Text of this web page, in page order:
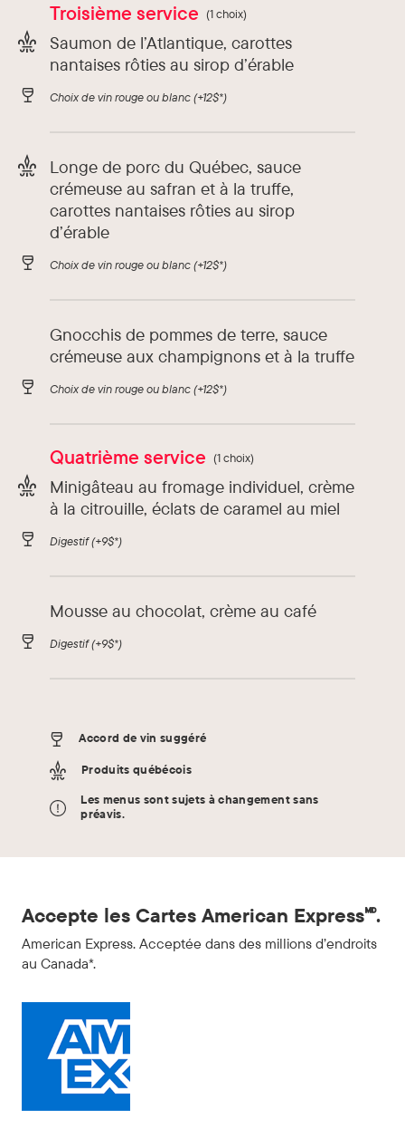
Troisième service (1 choix)
Saumon de l’Atlantique, carottes
nantaises rôties au sirop d’érable
Choix de vin rouge ou blanc(+12$*)
Longe de porc du Québec, sauce
crémeuse au safran et à la truffe,
carottes nantaises rôties au sirop
d’érable
Choix de vin rouge ou blanc(+12$*)
Gnocchis de pommes de terre, sauce
crémeuse aux champignons et à la truffe
Choix de vin rouge ou blanc(+12$*)
Quatrième service (1 choix)
Minigâteau au fromage individuel, crème
à la citrouille, éclats de caramel au miel
Digestif(+9$*)
Mousse au chocolat, crème au café
Digestif(+9$*)
Accord de vin suggéré
Produits québécois
Les menus sont sujets à changement sans
préavis.
Accepte les Cartes American Express🅫.
American Express. Acceptée dans des millions d’endroits
au Canada*.